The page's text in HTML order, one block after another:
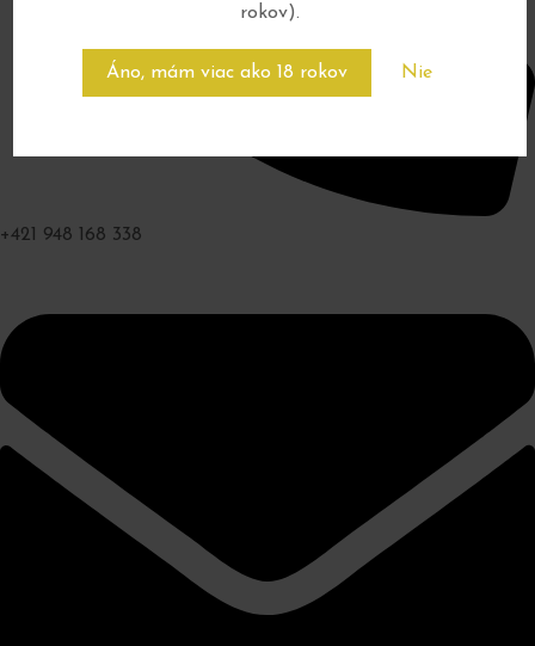
rokov).
Áno, mám viac ako 18 rokov Nie
+421 948 168 338